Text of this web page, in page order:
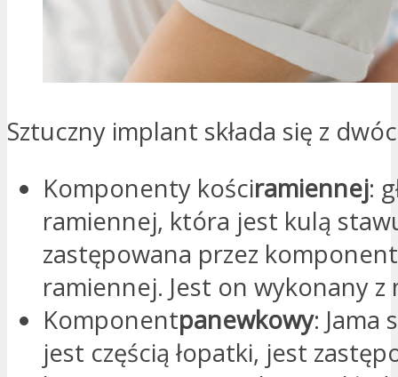
Sztuczny implant składa się z
Komponenty kościramiennej:
ramiennej, która jest kulą
zastępowana przez
ramiennej. Jest on wykonany z
Komponentpanewkowy: Jama
jest częścią łopatki, jest